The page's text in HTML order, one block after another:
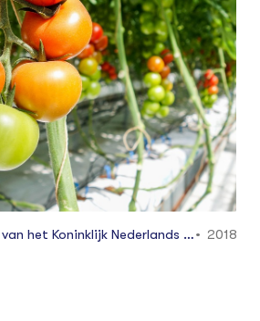
sluipt.
het Koninklijk Nederlands R
2018